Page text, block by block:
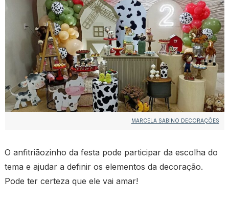
MARCELA SABINO DECORAÇÕES
O anfitriãozinho da festa pode participar da escolha do
tema e ajudar a definir os elementos da decoração.
Pode ter certeza que ele vai amar!